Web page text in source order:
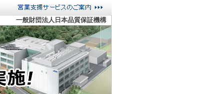
一般財団法人日本品質保証機構